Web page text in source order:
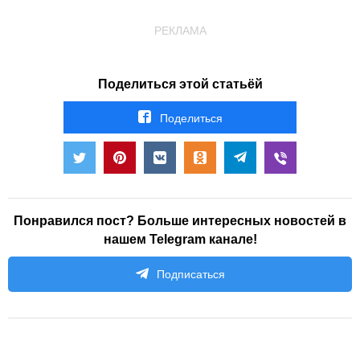
РЕКЛАМА
Поделиться этой статьёй
Поделиться
Понравился пост? Больше интересных новостей в
нашем Telegram канале!
Подписаться